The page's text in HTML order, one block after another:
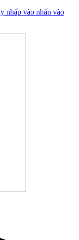
nhấp vào nhấn vào